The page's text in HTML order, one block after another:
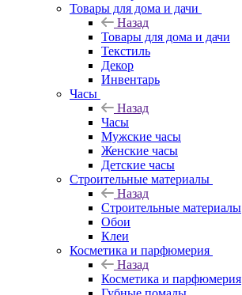
Товары для дома и дачи
Назад
Товары для дома и дачи
Текстиль
Декор
Инвентарь
Часы
Назад
Часы
Мужские часы
Женские часы
Детские часы
Строительные материалы
Назад
Строительные материалы
Обои
Клеи
Косметика и парфюмерия
Назад
Косметика и парфюмерия